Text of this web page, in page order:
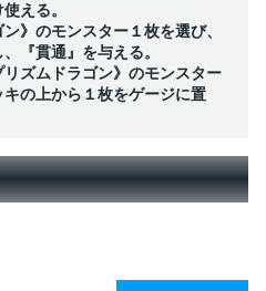
える。
》のモンスター１枚を選び、
『貫通』を与える。
リズムドラゴン》のモンスター
の上から１枚をゲージに置